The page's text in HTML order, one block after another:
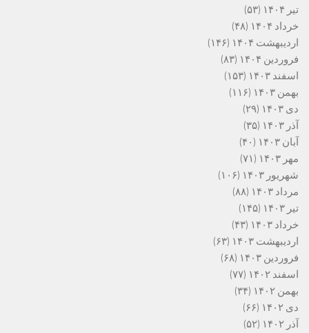
تیر ۱۴۰۴
(۵۳)
خرداد ۱۴۰۴
(۴۸)
اردیبهشت ۱۴۰۴
(۱۴۶)
فروردین ۱۴۰۴
(۸۳)
اسفند ۱۴۰۳
(۱۵۳)
بهمن ۱۴۰۳
(۱۱۶)
دی ۱۴۰۳
(۲۹)
آذر ۱۴۰۳
(۳۵)
آبان ۱۴۰۳
(۴۰)
مهر ۱۴۰۳
(۷۱)
شهریور ۱۴۰۳
(۱۰۶)
مرداد ۱۴۰۳
(۸۸)
تیر ۱۴۰۳
(۱۴۵)
خرداد ۱۴۰۳
(۴۳)
اردیبهشت ۱۴۰۳
(۶۳)
فروردین ۱۴۰۳
(۶۸)
اسفند ۱۴۰۲
(۷۷)
بهمن ۱۴۰۲
(۳۴)
دی ۱۴۰۲
(۶۶)
آذر ۱۴۰۲
(۵۲)